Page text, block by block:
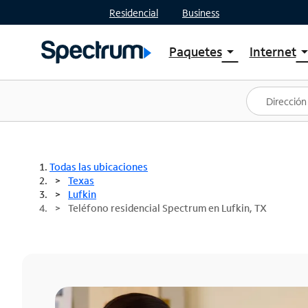
Residencial Business
Paquetesarrow_drop_down
Ver paquetes
Spectrum One
Mejores ofertas
Internetarrow_drop_down
Planes
Todas las ubicaciones
Texas
Lufkin
Teléfono residencial Spectrum en Lufkin, TX